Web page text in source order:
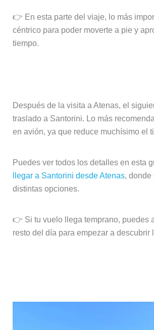
👉 En esta parte del viaje, lo más
céntrico para poder moverte a pie y
tiempo.
Después de la visita a Atenas, el
traslado a Santorini. Lo más
en avión, ya que reduce muchísimo el
Puedes ver todos los detalles en esta
llegar a Santorini desde Atenas, donde
distintas opciones.
👉 Si tu vuelo llega temprano, puedes
resto del día para empezar a descubrir